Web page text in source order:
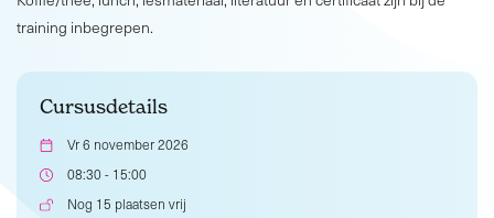
training inbegrepen.
Cursusdetails
Vr 6 november 2026
08:30 - 15:00
Nog 15 plaatsen vrij